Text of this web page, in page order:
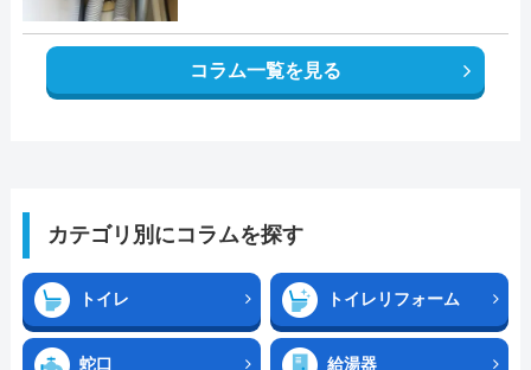
コラム一覧を見る
カテゴリ別にコラムを探す
トイレ トイレリフォーム
蛇口 給湯器